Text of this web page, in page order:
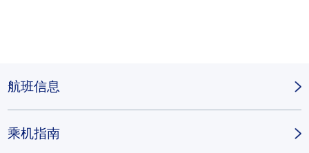
航班信息
乘机指南